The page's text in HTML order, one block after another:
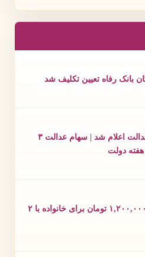
بانک رفاه تعیین تکلیف شد
زمان واریز سود سهام عدالت اعلام شد | سهام عدالت ۳
هفته دولت
پرداخت یارانه معیشتی ۱,۲۰۰,۰۰۰ تومان برای خانواده با ۲